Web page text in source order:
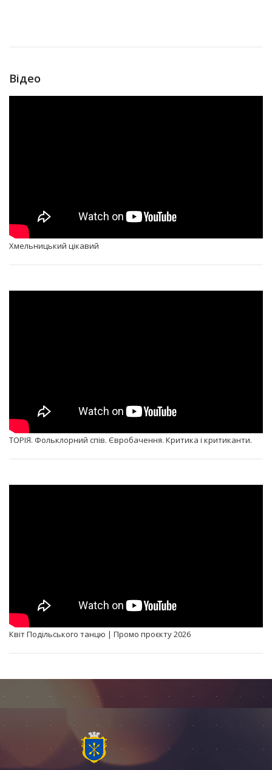
Відео
Хмельницький цікавий
ТОРІЯ. Фольклорний спів. Євробачення. Критика і критиканти.
Квіт Подільського танцю | Промо проєкту 2026